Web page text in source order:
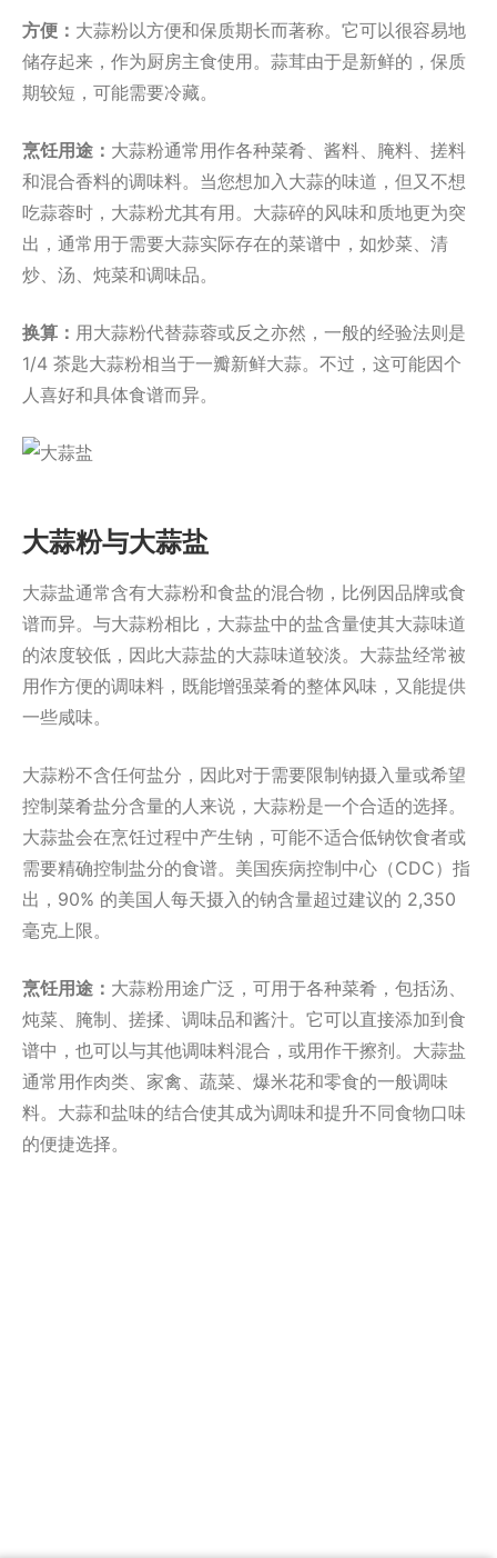
方便： 大蒜粉以方便和保质期长而著称。它可以很容易地
储存起来，作为厨房主食使用。蒜茸由于是新鲜的，保质
期较短，可能需要冷藏。
烹饪用途： 大蒜粉通常用作各种菜肴、酱料、腌料、搓料
和混合香料的调味料。当您想加入大蒜的味道，但又不想
吃蒜蓉时，大蒜粉尤其有用。大蒜碎的风味和质地更为突
出，通常用于需要大蒜实际存在的菜谱中，如炒菜、清
炒、汤、炖菜和调味品。
换算： 用大蒜粉代替蒜蓉或反之亦然，一般的经验法则是
1/4 茶匙大蒜粉相当于一瓣新鲜大蒜。不过，这可能因个
人喜好和具体食谱而异。
大蒜粉与大蒜盐
大蒜盐通常含有大蒜粉和食盐的混合物，比例因品牌或食
谱而异。与大蒜粉相比，大蒜盐中的盐含量使其大蒜味道
的浓度较低，因此大蒜盐的大蒜味道较淡。大蒜盐经常被
用作方便的调味料，既能增强菜肴的整体风味，又能提供
一些咸味。
大蒜粉不含任何盐分，因此对于需要限制钠摄入量或希望
控制菜肴盐分含量的人来说，大蒜粉是一个合适的选择。
大蒜盐会在烹饪过程中产生钠，可能不适合低钠饮食者或
需要精确控制盐分的食谱。美国疾病控制中心（CDC）指
出，90% 的美国人每天摄入的钠含量超过建议的 2,350
毫克上限。
烹饪用途： 大蒜粉用途广泛，可用于各种菜肴，包括汤、
炖菜、腌制、搓揉、调味品和酱汁。它可以直接添加到食
谱中，也可以与其他调味料混合，或用作干擦剂。大蒜盐
通常用作肉类、家禽、蔬菜、爆米花和零食的一般调味
料。大蒜和盐味的结合使其成为调味和提升不同食物口味
的便捷选择。